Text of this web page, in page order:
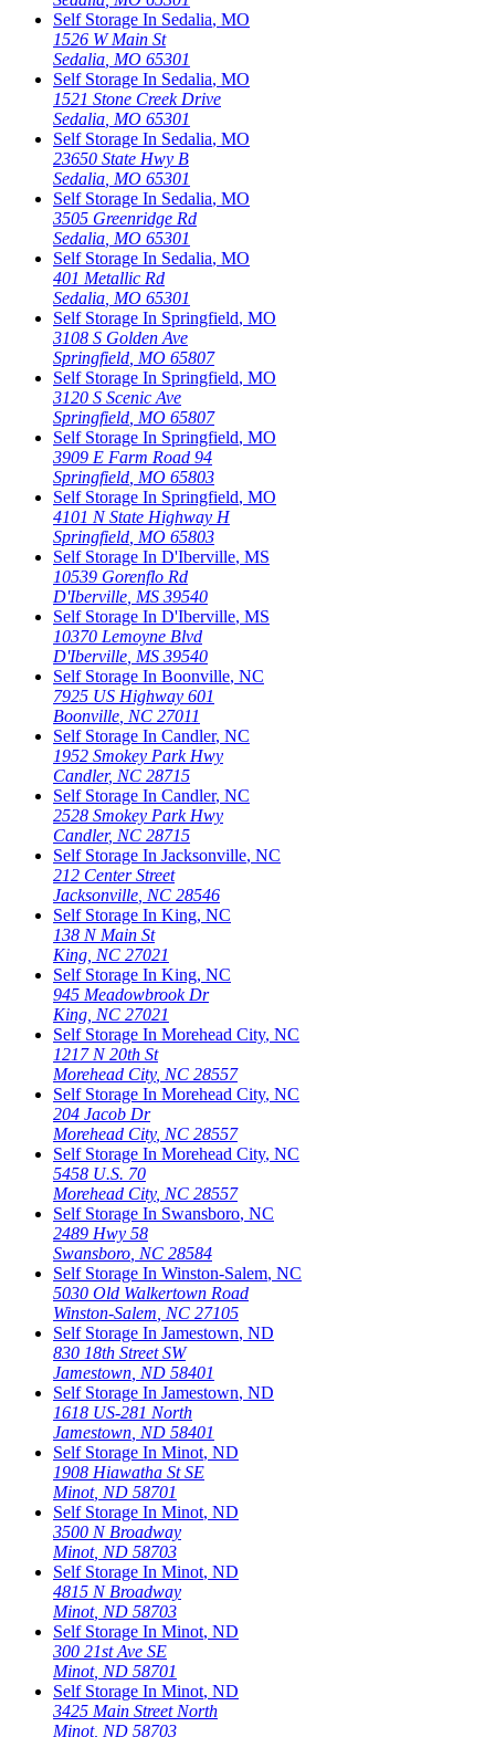
Self Storage In Sedalia, MO
1526 W Main St
Sedalia MO 65301
Self Storage In Sedalia, MO
1521 Stone Creek Drive
Sedalia MO 65301
Self Storage In Sedalia, MO
23650 State Hwy B
Sedalia MO 65301
Self Storage In Sedalia, MO
3505 Greenridge Rd
Sedalia MO 65301
Self Storage In Sedalia, MO
401 Metallic Rd
Sedalia MO 65301
Self Storage In Springfield, MO
3108 S Golden Ave
Springfield MO 65807
Self Storage In Springfield, MO
3120 S Scenic Ave
Springfield MO 65807
Self Storage In Springfield, MO
3909 E Farm Road 94
Springfield MO 65803
Self Storage In Springfield, MO
4101 N State Highway H
Springfield MO 65803
Self Storage In D'Iberville, MS
10539 Gorenflo Rd
D'Iberville MS 39540
Self Storage In D'Iberville, MS
10370 Lemoyne Blvd
D'Iberville MS 39540
Self Storage In Boonville, NC
7925 US Highway 601
Boonville NC 27011
Self Storage In Candler, NC
1952 Smokey Park Hwy
Candler, NC 28715
Self Storage In Candler, NC
2528 Smokey Park Hwy
Candler, NC 28715
Self Storage In Jacksonville, NC
212 Center Street
Jacksonville NC 28546
Self Storage In King, NC
138 N Main St
King NC 27021
Self Storage In King, NC
945 Meadowbrook Dr
King NC 27021
Self Storage In Morehead City, NC
1217 N 20th St
Morehead City, NC 28557
Self Storage In Morehead City, NC
204 Jacob Dr
Morehead City, NC 28557
Self Storage In Morehead City, NC
5458 U.S. 70
Morehead City, NC 28557
Self Storage In Swansboro, NC
2489 Hwy 58
Swansboro NC 28584
Self Storage In Winston-Salem, NC
5030 Old Walkertown Road
Winston-Salem NC 27105
Self Storage In Jamestown, ND
830 18th Street SW
Jamestown ND 58401
Self Storage In Jamestown, ND
1618 US-281 North
Jamestown ND 58401
Self Storage In Minot, ND
1908 Hiawatha St SE
Minot, ND 58701
Self Storage In Minot, ND
3500 N Broadway
Minot, ND 58703
Self Storage In Minot, ND
4815 N Broadway
Minot, ND 58703
Self Storage In Minot, ND
300 21st Ave SE
Minot, ND 58701
Self Storage In Minot, ND
3425 Main Street North
Minot, ND 58703